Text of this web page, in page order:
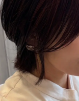
売れ筋ランキング
エクラ掲載品
エクラ限定アイテム
イーバイエクラ